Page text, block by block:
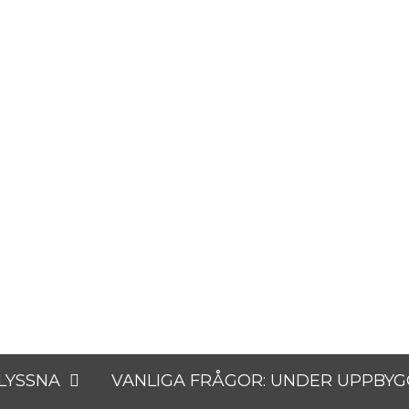
VANLIGA FRÅGOR: UNDER